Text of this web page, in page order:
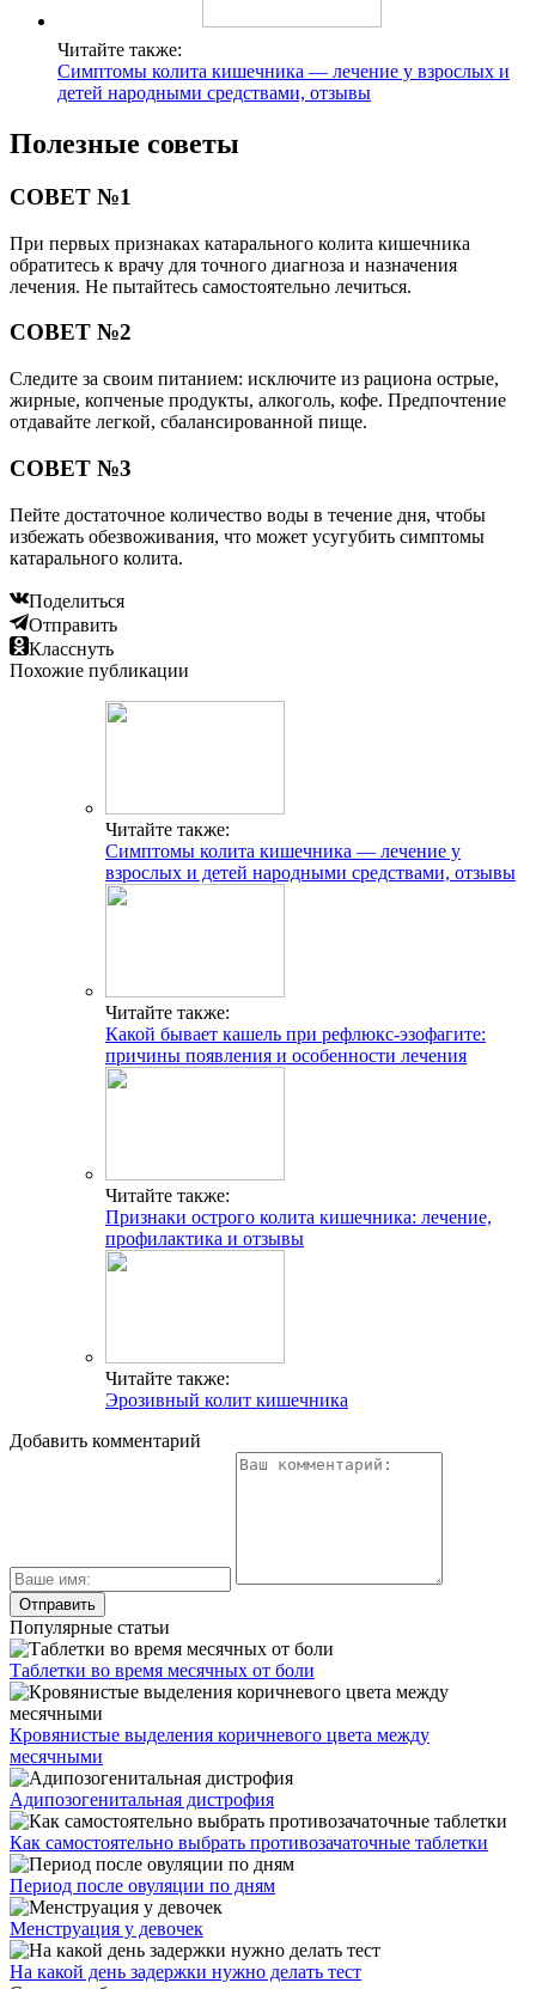
Читайте также:
Симптомы колита кишечника — лечение у взрослых и
детей народными средствами, отзывы
Полезные советы
СОВЕТ №1
При первых признаках катарального колита кишечника
обратитесь к врачу для точного диагноза и назначения
лечения. Не пытайтесь самостоятельно лечиться.
СОВЕТ №2
Следите за своим питанием: исключите из рациона острые,
жирные, копченые продукты, алкоголь, кофе. Предпочтение
отдавайте легкой, сбалансированной пище.
СОВЕТ №3
Пейте достаточное количество воды в течение дня, чтобы
избежать обезвоживания, что может усугубить симптомы
катарального колита.
Поделиться
Отправить
Класснуть
Похожие публикации
Читайте также:
Симптомы колита кишечника — лечение у
взрослых и детей народными средствами, отзывы
Читайте также:
Какой бывает кашель при рефлюкс-эзофагите:
причины появления и особенности лечения
Читайте также:
Признаки острого колита кишечника: лечение,
профилактика и отзывы
Читайте также:
Эрозивный колит кишечника
Добавить комментарий
Популярные статьи
Таблетки во время месячных от боли
Кровянистые выделения коричневого цвета между
месячными
Адипозогенитальная дистрофия
Как самостоятельно выбрать противозачаточные таблетки
Период после овуляции по дням
Менструация у девочек
На какой день задержки нужно делать тест